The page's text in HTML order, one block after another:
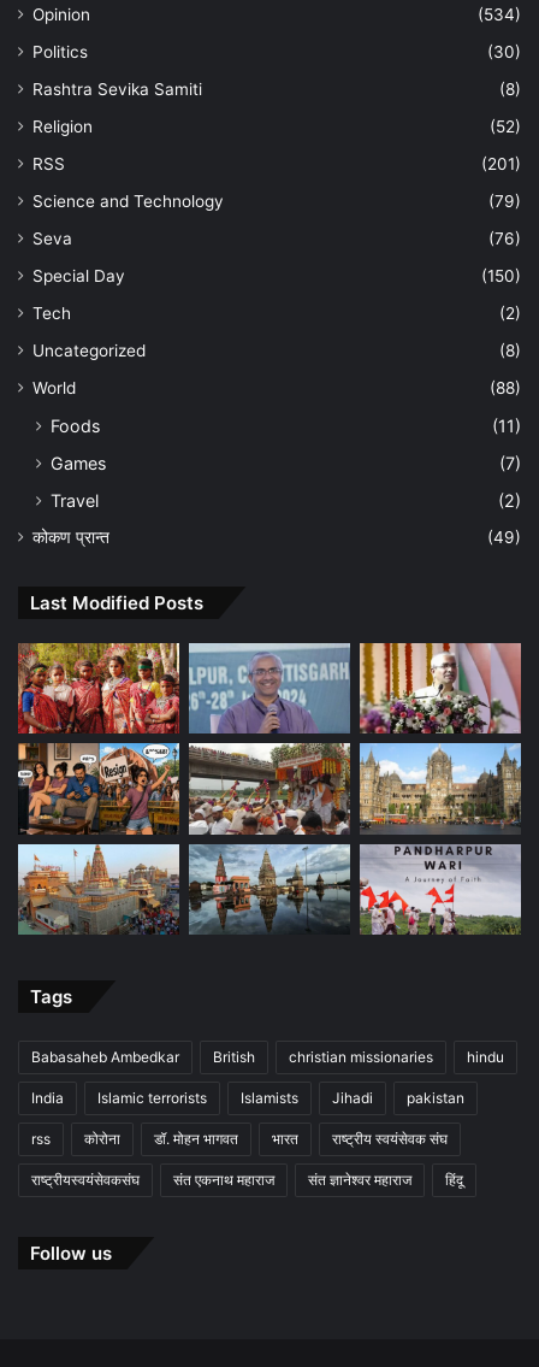
Opinion
(534)
Politics
(30)
Rashtra Sevika Samiti
(8)
Religion
(52)
RSS
(201)
Science and Technology
(79)
Seva
(76)
Special Day
(150)
Tech
(2)
Uncategorized
(8)
World
(88)
Foods
(11)
Games
(7)
Travel
(2)
कोकण प्रान्त (49)
Last Modified Posts
Tags
Babasaheb Ambedkar British christian missionaries hindu
India Islamic terrorists Islamists Jihadi pakistan
rss कोरोना डॉ. मोहन भागवत भारत राष्ट्रीय स्वयंसेवक संघ
राष्ट्रीयस्वयंसेवकसंघ संत एकनाथ महाराज संत ज्ञानेश्वर महाराज हिंदू
Follow us